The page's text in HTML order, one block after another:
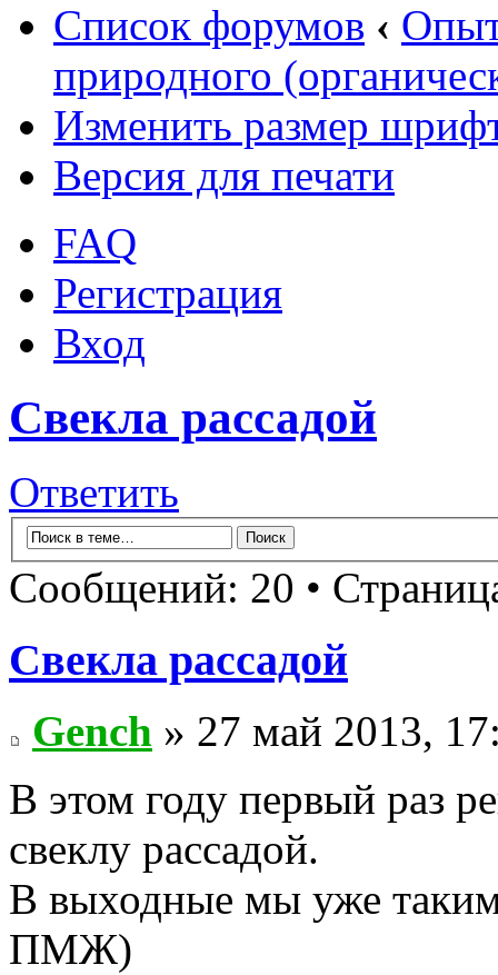
Список форумов ‹
природного
Изменить размер
Версия для печати
FAQ
Регистрация
Вход
Свекла рассадой
Ответить
Сообщений: 20 •
Свекла рассадой
Gench » 27 май 2013,
В этом году первый раз
свеклу рассадой.
В выходные мы уже
ПМЖ)